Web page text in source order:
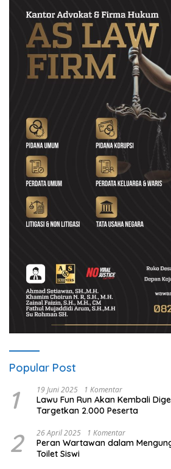
Popular Post
1 19 Juni 2025 1 Komentar
Lawu Fun Run Akan Kembali
Targetkan 2.000 Peserta
2 26 April 2025 1 Komentar
Peran Wartawan dalam
Toilet Siswi